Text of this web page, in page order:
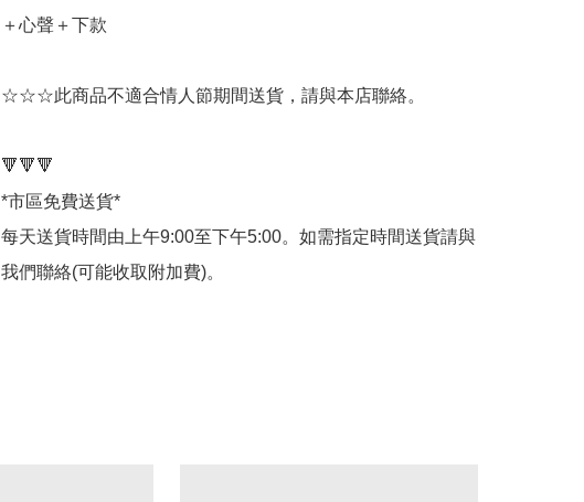
＋心聲＋下款
☆☆☆此商品不適合情人節期間送貨，請與本店聯絡。
🔻🔻🔻
*市區免費送貨*
每天送貨時間由上午9:00至下午5:00。如需指定時間送貨請與
我們聯絡(可能收取附加費)。